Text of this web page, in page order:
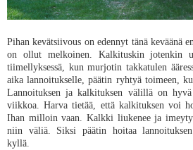
Pihan kevätsiivous on edennyt tänä keväänä
on ollut melkoinen. Kalkituskin jotenkin
tiimellyksessä, kun murjotin takkatulen
aika lannoitukselle, päätin ryhtyä toimeen,
Lannoituksen ja kalkituksen välillä on
viikkoa. Harva tietää, että kalkituksen voi
Ihan milloin vaan. Kalkki liukenee ja
niin väliä. Siksi päätin hoitaa
kyllä.